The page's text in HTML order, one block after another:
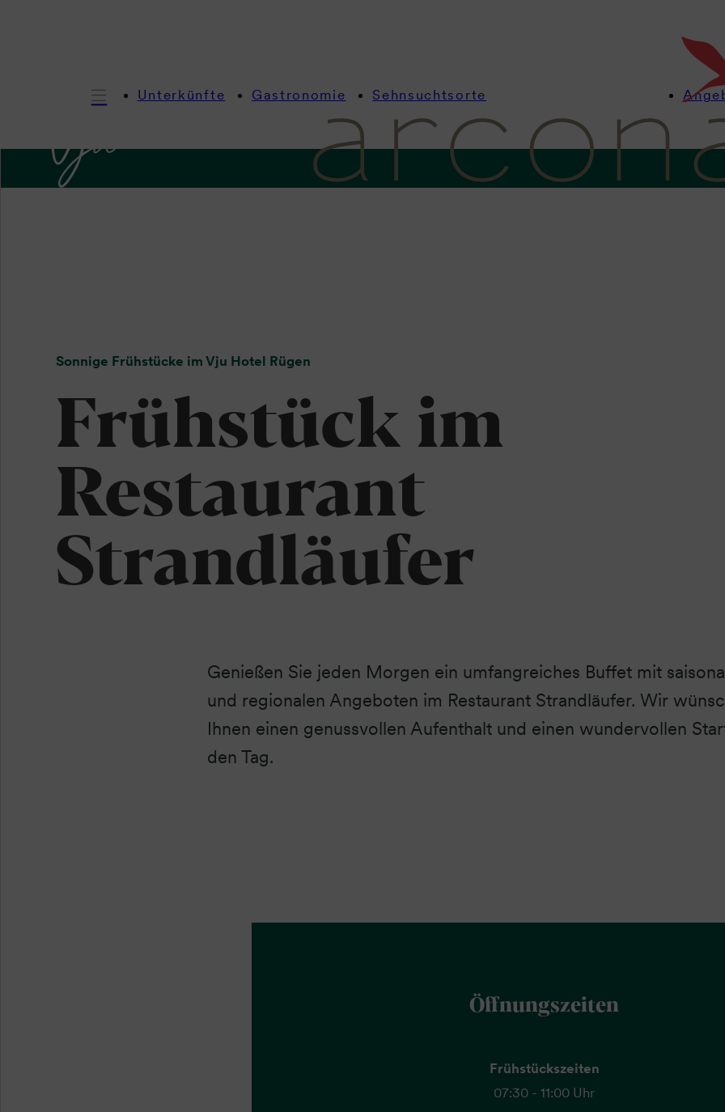
Unterkünfte Gastronomie Sehnsuchtsorte
Zimmer Angebote Wellness Feiern &
Sonnige Frühstücke im Vju Hotel Rügen
Frühstück im
Restaurant
Strandläufer
Genießen Sie jeden Morgen ein umfangreiches Buffet mit
und regionalen Angeboten im Restaurant Strandläufer. Wir
Ihnen einen genussvollen Aufenthalt und einen wundervollen
den Tag.
Öffnungszeiten
Frühstückszeiten
07:30 - 11:00 Uhr